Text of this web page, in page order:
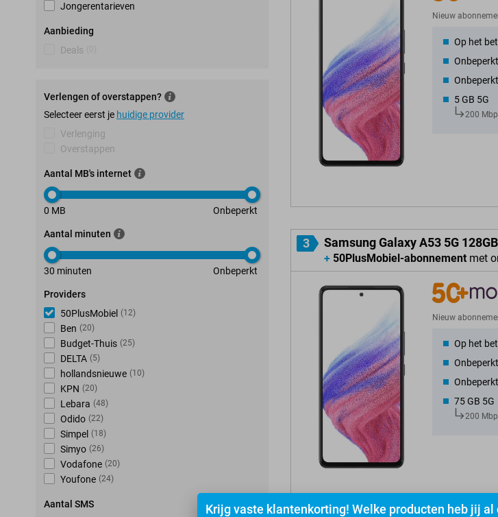
Jongerentarieven
Aanbieding
Deals
Verlengen of overstappen?
Selecteer eerst je huidige provider
Verlenging
Overstappen
Aantal MB's internet
0 MB Onbeperkt
Aantal minuten
30 minuten Onbeperkt
Providers
50PlusMobiel (12)
Ben (20)
Budget-Thuis (25)
DELTA (5)
hollandsnieuwe (10)
KPN (20)
Lebara (48)
Odido (22)
Simpel (18)
Simyo (26)
Vodafone (20)
Youfone (24)
Aantal SMS
Nieuw
Op het
5 GB 5G
200
3 Samsung Galaxy A53 5G
+ 50PlusMobiel-abonnement met
Nieuw
Op het
75 GB 5G
200
Krijg vaste klantenkorting! Welke producten heb jij al